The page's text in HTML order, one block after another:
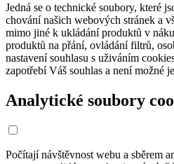
Jedná se o technické soubory, které
chování našich webových stránek a
mimo jiné k ukládání produktů v
produktů na přání, ovládání filtrů,
nastavení souhlasu s uživáním
zapotřebí Váš souhlas a není možné
Analytické soubory
Počítají návštěvnost webu a sběrem